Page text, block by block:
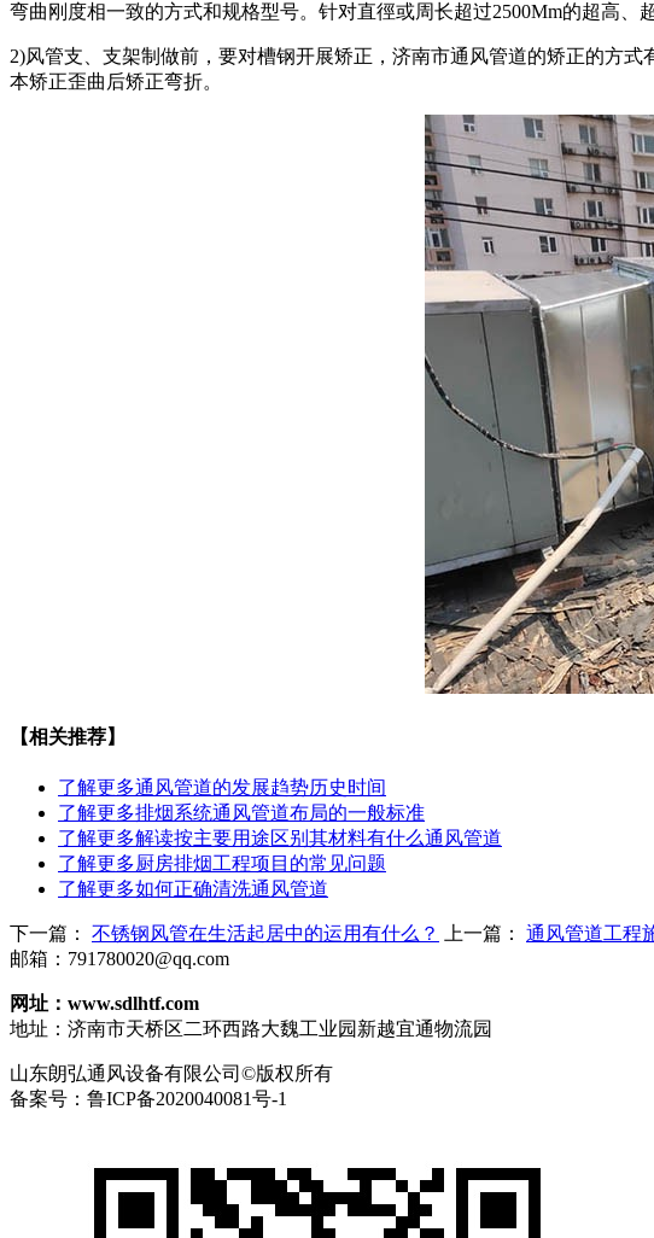
弯曲刚度相一致的方式和规格型号。针对直徑或周长超过2500Mm的超高
2)风管支、支架制做前，要对槽钢开展矫正，济南市通风管道的矫正的方
本矫正歪曲后矫正弯折。
【相关推荐】
了解更多通风管道的发展趋势历史时间
了解更多排烟系统通风管道布局的一般标准
了解更多解读按主要用途区别其材料有什么​通风管道
了解更多厨房排烟工程项目的常见问题
了解更多如何正确清洗通风管道
下一篇： 不锈钢风管在生活起居中的运用有什么？ 上一篇： 通风管道工程
邮箱：791780020@qq.com
网址：www.sdlhtf.com
地址：济南市天桥区二环西路大魏工业园新越宜通物流园
山东朗弘通风设备有限公司©版权所有
备案号：鲁ICP备2020040081号-1